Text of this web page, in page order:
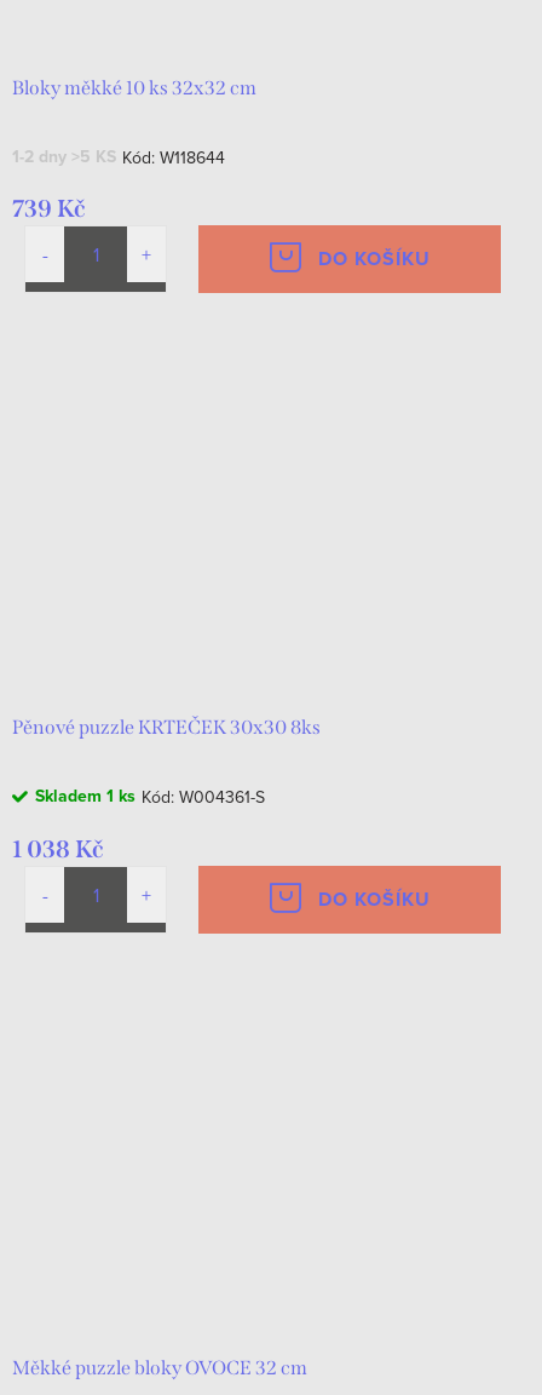
Bloky měkké 10 ks 32x32 cm
1-2 dny >5 KS Kód: W118644
739 Kč
DO KOŠÍKU
Pěnové puzzle KRTEČEK 30x30 8ks
Skladem 1 ks Kód: W004361-S
1 038 Kč
DO KOŠÍKU
Měkké puzzle bloky OVOCE 32 cm